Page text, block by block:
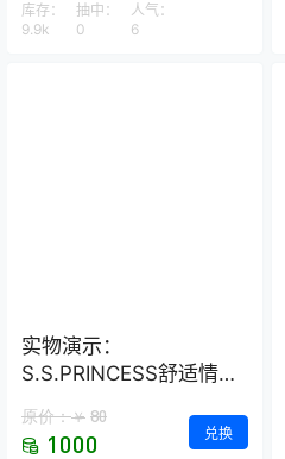
库存：
9.9k
抽中：
0
人气：
6
实物演示：
S.S.PRINCESS舒适情侣
原价：￥ 80
1000 兑换